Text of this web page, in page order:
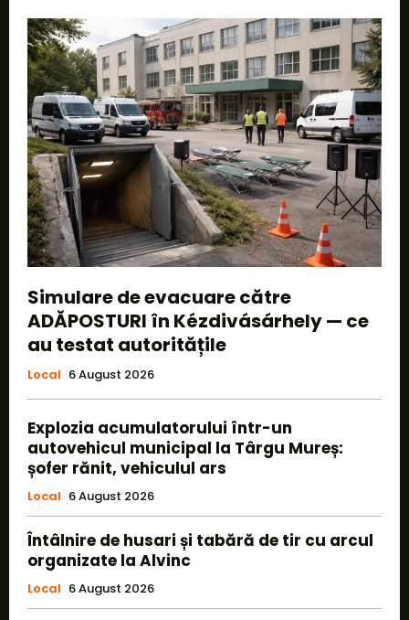
Simulare de evacuare către
ADĂPOSTURI în Kézdivásárhely — ce
au testat autoritățile
Local 6 August 2026
Explozia acumulatorului într-un
autovehicul municipal la Târgu Mureș:
șofer rănit, vehiculul ars
Local 6 August 2026
Întâlnire de husari și tabără de tir cu arcul
organizate la Alvinc
Local 6 August 2026